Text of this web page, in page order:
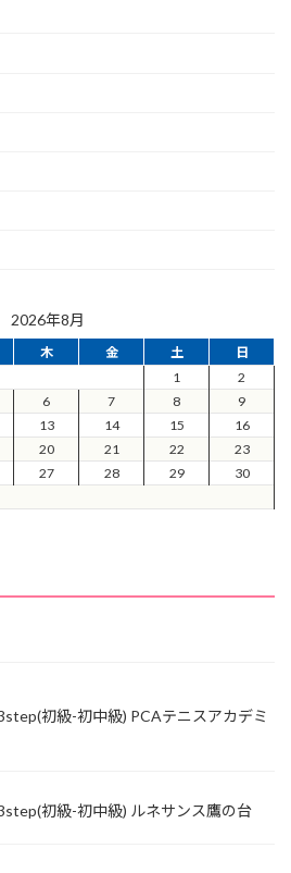
2026年8月
木 金 土
日
1
2
6 7 8
9
13 14 15
16
20 21 22
23
27 28 29
30
初級-初中級) PCAテニスアカデミ
初級-初中級) ルネサンス鷹の台